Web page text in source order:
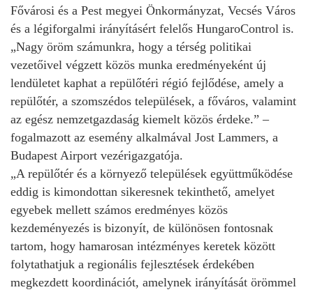
Fővárosi és a Pest megyei Önkormányzat, Vecsés Város
és a légiforgalmi irányításért felelős HungaroControl is.
„Nagy öröm számunkra, hogy a térség politikai
vezetőivel végzett közös munka eredményeként új
lendületet kaphat a repülőtéri régió fejlődése, amely a
repülőtér, a szomszédos települések, a főváros, valamint
az egész nemzetgazdaság kiemelt közös érdeke.” –
fogalmazott az esemény alkalmával Jost Lammers, a
Budapest Airport vezérigazgatója.
„A repülőtér és a környező települések együttműködése
eddig is kimondottan sikeresnek tekinthető, amelyet
egyebek mellett számos eredményes közös
kezdeményezés is bizonyít, de különösen fontosnak
tartom, hogy hamarosan intézményes keretek között
folytathatjuk a regionális fejlesztések érdekében
megkezdett koordinációt, amelynek irányítását örömmel